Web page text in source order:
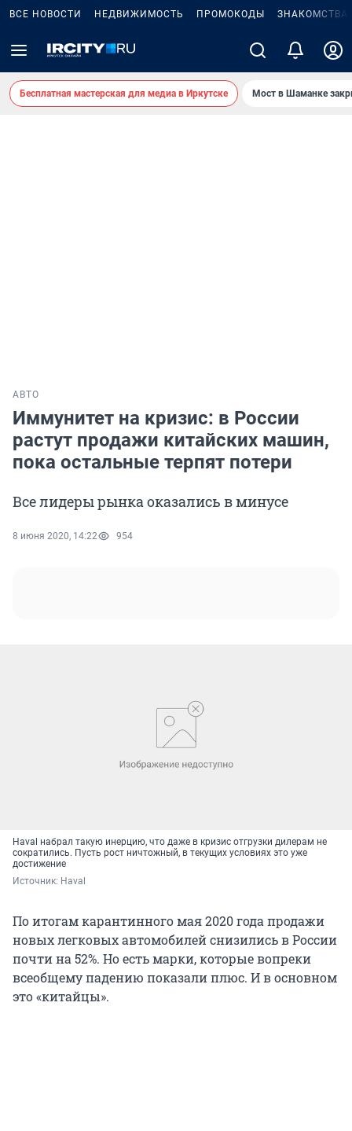
ВСЕ НОВОСТИ НЕДВИЖИМОСТЬ ПРОМОКОДЫ ЗНАКОМСТВА
Бесплатная мастерская для медиа в Иркутске Мост в Шаманке
АВТО
Иммунитет на кризис: в России
растут продажи китайских машин,
пока остальные терпят потери
Все лидеры рынка оказались в минусе
8 июня 2020, 14:22 954
Haval набрал такую инерцию, что даже в кризис отгрузки дилерам не
сократились. Пусть рост ничтожный, в текущих условиях это уже
достижение
Источник: Haval
По итогам карантинного мая 2020 года продажи
новых легковых автомобилей снизились в России
почти на 52%. Но есть марки, которые вопреки
всеобщему падению показали плюс. И в основном
это «китайцы».